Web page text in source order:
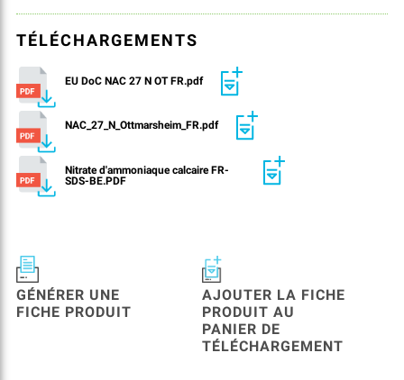
TÉLÉCHARGEMENTS
EU DoC NAC 27 N OT FR.pdf
NAC_27_N_Ottmarsheim_FR.pdf
Nitrate d'ammoniaque calcaire FR-
SDS-BE.PDF
GÉNÉRER UNE
FICHE PRODUIT
AJOUTER LA FICHE
PRODUIT AU
PANIER DE
TÉLÉCHARGEMENT